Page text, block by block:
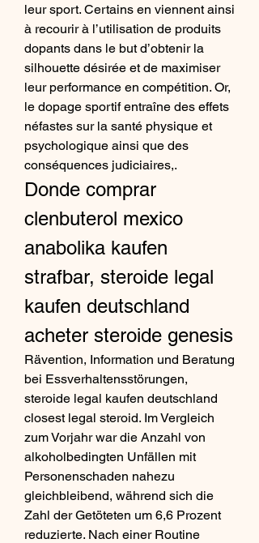
leur sport. Certains en viennent ainsi
à recourir à l’utilisation de produits
dopants dans le but d’obtenir la
silhouette désirée et de maximiser
leur performance en compétition. Or,
le dopage sportif entraîne des effets
néfastes sur la santé physique et
psychologique ainsi que des
conséquences judiciaires,.
Donde comprar
clenbuterol mexico
anabolika kaufen
strafbar, steroide legal
kaufen deutschland
acheter steroide genesis
Rävention, Information und Beratung
bei Essverhaltensstörungen,
steroide legal kaufen deutschland
closest legal steroid. Im Vergleich
zum Vorjahr war die Anzahl von
alkoholbedingten Unfällen mit
Personenschaden nahezu
gleichbleibend, während sich die
Zahl der Getöteten um 6,6 Prozent
reduzierte. Nach einer Routine